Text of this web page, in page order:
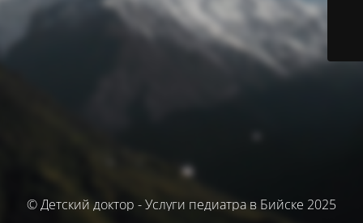
© Детский доктор - Услуги педиатра в Бийске 2025